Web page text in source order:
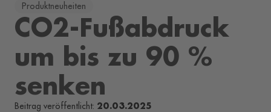
Produktneuheiten
CO2-Fußabdruck
um bis zu 90 %
senken
Beitrag veröffentlicht: 20.03.2025